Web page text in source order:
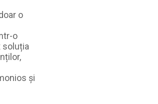
o
o
soluția
și